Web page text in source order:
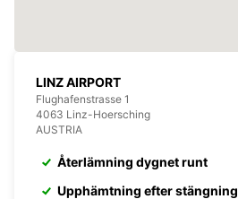
LINZ AIRPORT
Flughafenstrasse 1
4063 Linz-Hoersching
AUSTRIA
Återlämning dygnet runt
Upphämtning efter stängning